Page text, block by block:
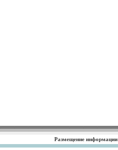
Размещение информации